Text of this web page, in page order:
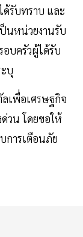
รับทราบ และ
นหน่วยงานรับ
อบครัวผู้ได้รับ
บุ
เพื่อเศรษฐกิจ
ด่วน โดยขอให้
การเตือนภัย